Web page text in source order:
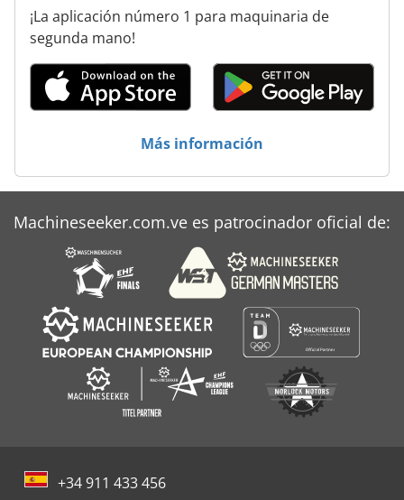
Amazone Ug 4500
Amazone Zae 602
Amazone Zaf 604 R
Amazone Zaf 804 R
Tractor Municipal
¡La aplicación número 1 para maquinaria de
segunda mano!
Más información
Machineseeker.com.ve es patrocinador oficial de:
+34 911 433 456